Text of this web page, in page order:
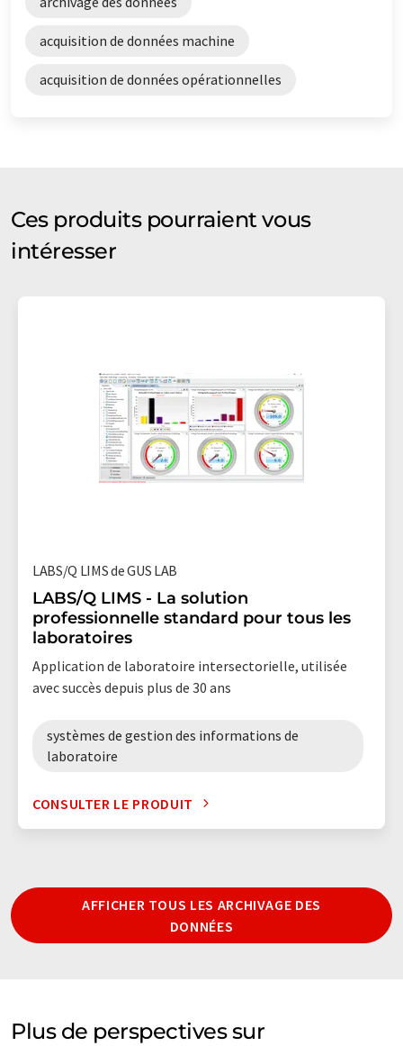
acquisition de données machine
acquisition de données opérationnelles
Ces produits pourraient vous
intéresser
LABS/Q LIMS de GUS LAB
LABS/Q LIMS - La solution
professionnelle standard pour tous les
laboratoires
Application de laboratoire intersectorielle, utilisée
avec succès depuis plus de 30 ans
systèmes de gestion des informations de
laboratoire
CONSULTER LE PRODUIT
AFFICHER TOUS LES ARCHIVAGE DES
DONNÉES
Plus de perspectives sur